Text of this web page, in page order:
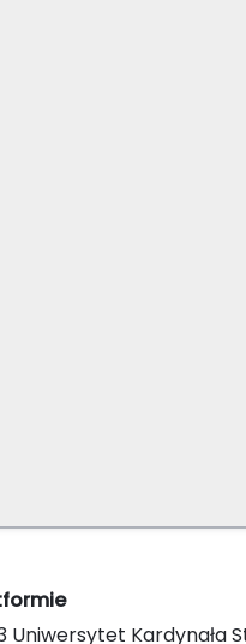
Uniwersytet Kardynała